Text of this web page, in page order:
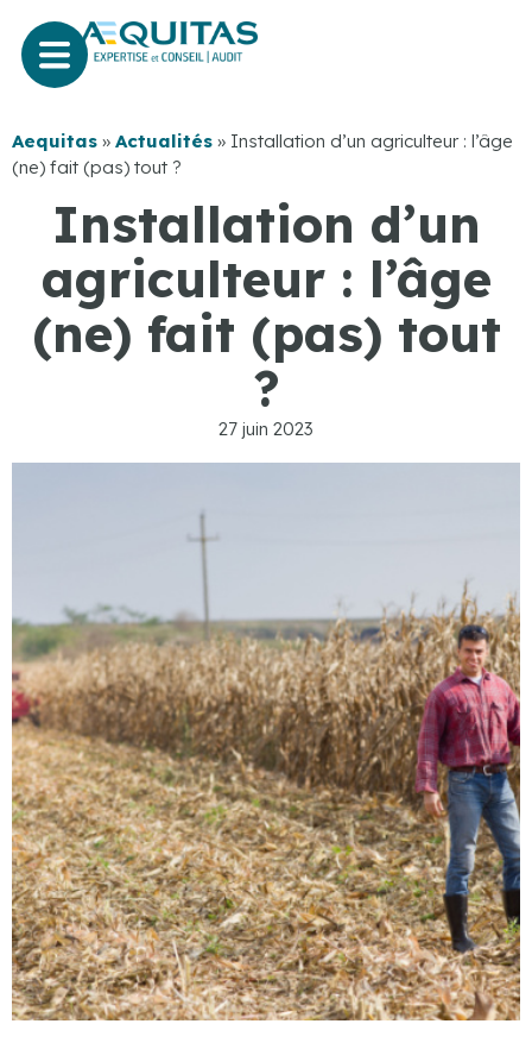
Aequitas » Actualités » Installation d’un agriculteur : l’âge
(ne) fait (pas) tout ?
Installation d’un
agriculteur : l’âge
(ne) fait (pas) tout
?
27 juin 2023